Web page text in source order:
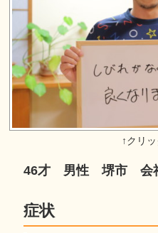
46才 男性 堺市 会
症状